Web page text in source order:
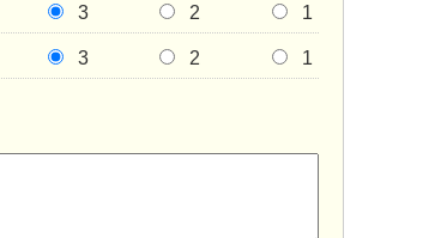
3 2 1
3 2 1